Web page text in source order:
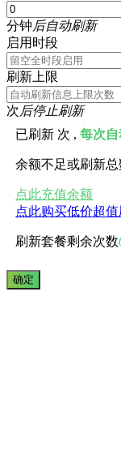
分钟后自动刷新
启用时段
刷新上限
次后停止刷新
已刷新 次 ,每次
余额不足或刷新
点此充值余额
点此购买低价超
刷新套餐剩余次数